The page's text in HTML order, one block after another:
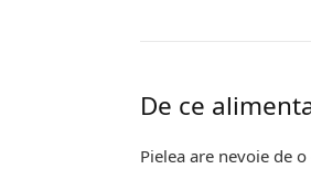
De ce
Pielea are nevoie de